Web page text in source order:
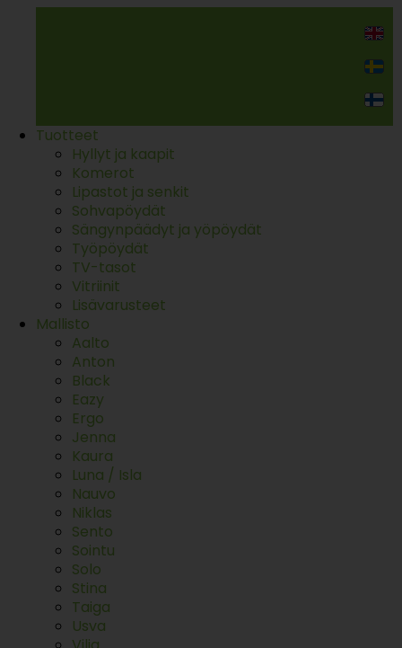
Tuotteet
Hyllyt ja kaapit
Komerot
Lipastot ja senkit
Sohvapöydät
Sängynpäädyt ja yöpöydät
Työpöydät
TV-tasot
Vitriinit
Lisävarusteet
Mallisto
Aalto
Anton
Black
Eazy
Ergo
Jenna
Kaura
Luna / Isla
Nauvo
Niklas
Sento
Sointu
Solo
Stina
Taiga
Usva